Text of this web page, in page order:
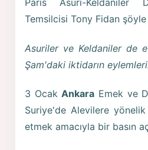
Paris Asuri-Keldaniler
Temsilcisi Tony Fidan
Asuriler ve Keldaniler de
Şam'daki iktidarın
3 OcakAnkara Emek ve
Suriye'de Alevilere
etmek amacıyla bir basın